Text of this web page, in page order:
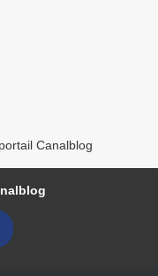
Canalblog